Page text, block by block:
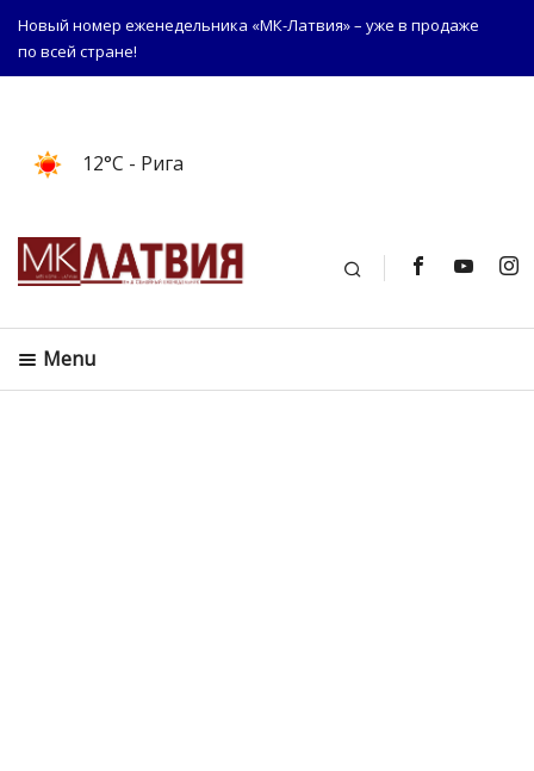
Новый номер еженедельника «МК-Латвия» – уже в продаже
по всей стране!
12°C - Рига
Поиск
Menu